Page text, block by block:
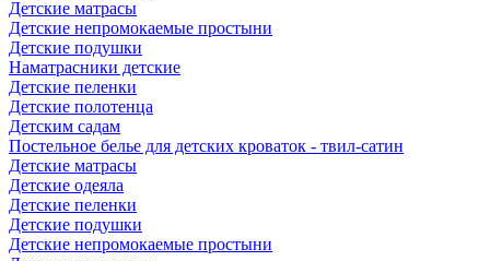
Детские матрасы
Детские непромокаемые простыни
Детские подушки
Наматрасники детские
Детские пеленки
Детские полотенца
Детским садам
Постельное белье для детских кроваток - твил-сатин
Детские матрасы
Детские одеяла
Детские пеленки
Детские подушки
Детские непромокаемые простыни